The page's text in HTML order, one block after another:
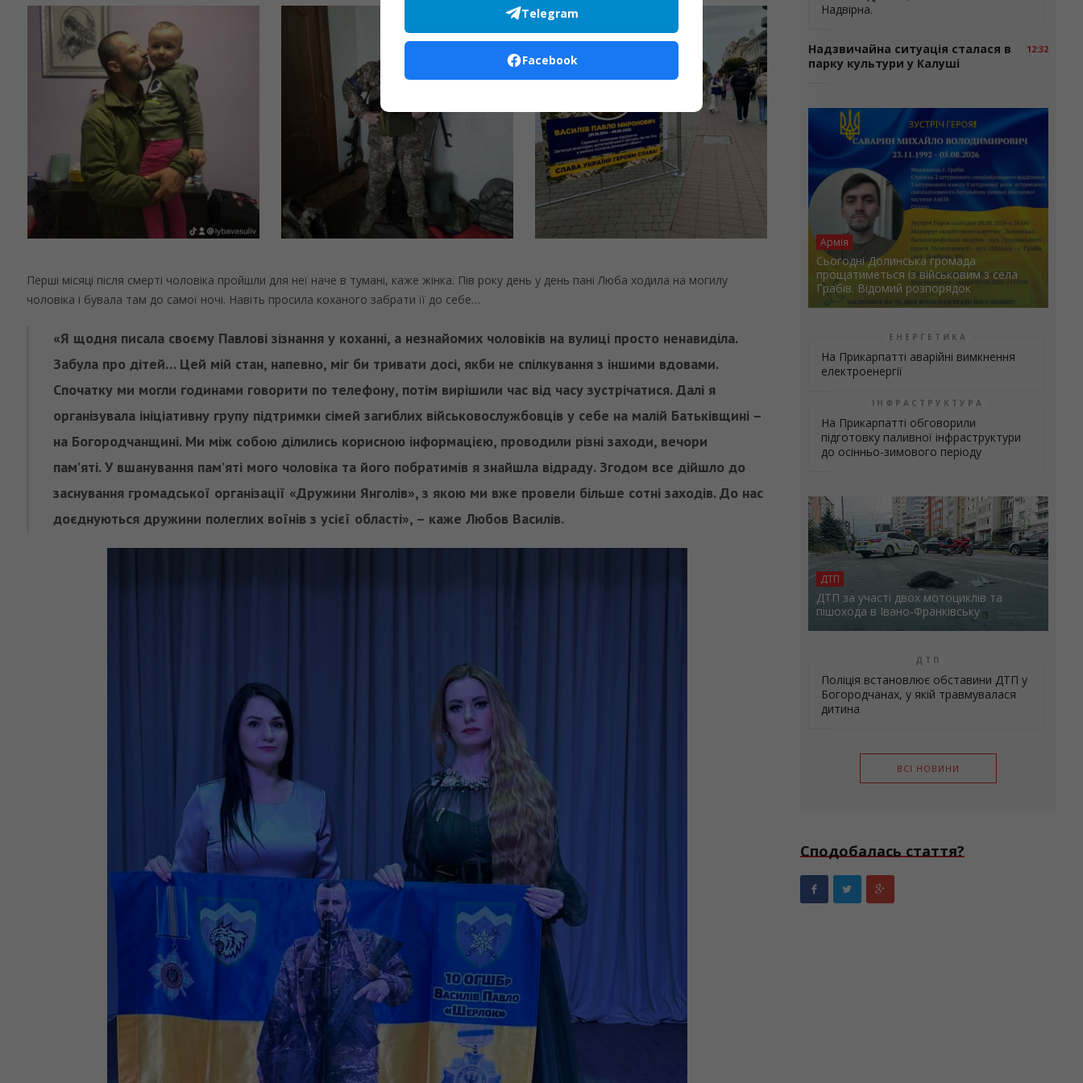
Перші місяці після смерті чоловіка пройшли для неї наче в тумані, каже жінка. Пів року день у день пані Люба ходила на могилу
чоловіка і бувала там до самої ночі. Навіть просила коханого забрати її до себе…
«Я щодня писала своєму Павлові зізнання у коханні, а незнайомих чоловіків на вулиці просто ненавиділа.
Забула про дітей… Цей мій стан, напевно, міг би тривати досі, якби не спілкування з іншими вдовами.
Спочатку ми могли годинами говорити по телефону, потім вирішили час від часу зустрічатися. Далі я
організувала ініціативну групу підтримки сімей загиблих військовослужбовців у себе на малій Батьківщині –
на Богородчанщині. Ми між собою ділились корисною інформацією, проводили різні заходи, вечори
пам’яті. У вшанування пам’яті мого чоловіка та його побратимів я знайшла відраду. Згодом все дійшло до
заснування громадської організації «Дружини Янголів», з якою ми вже провели більше сотні заходів. До нас
доєднуються дружини полеглих воїнів з усієї області», – каже Любов Василів.
Надвірна.
12:32
Надзвичайна ситуація сталася в
парку культури у Калуші
Армія
Сьогодні Долинська громада
прощатиметься із військовим з села
Грабів. Відомий розпорядок
ЕНЕРГЕТИКА
На Прикарпатті аварійні вимкнення
електроенергії
ІНФРАСТРУКТУРА
На Прикарпатті обговорили
підготовку паливної інфраструктури
до осінньо-зимового періоду
ДТП
ДТП за участі двох мотоциклів та
пішохода в Івано-Франківську
ДТП
Поліція встановлює обставини ДТП у
Богородчанах, у якій травмувалася
дитина
ВСІ НОВИНИ
Сподобалась стаття?
Telegram
Facebook